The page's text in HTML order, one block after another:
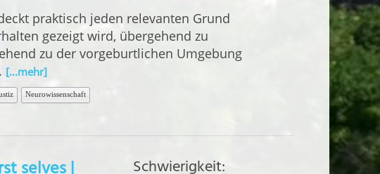
praktisch jeden relevanten Grund
gezeigt wird, übergehend zu
zu der vorgeburtlichen Umgebung
[...mehr]
Neurowissenschaft
Schwierigkeit: